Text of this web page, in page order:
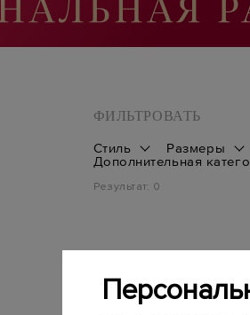
ФИЛЬТРОВАТЬ
Стиль Размеры
Дополнительная
Результат: 0